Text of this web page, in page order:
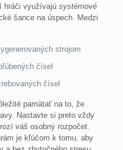
hráči využívajú systémové
šance na úspech. Medzi
strojom
čísel
čísel
pamätať na to, že
Nastavte si preto vždy
váš osobný rozpočet.
je kľúčom k tomu, aby